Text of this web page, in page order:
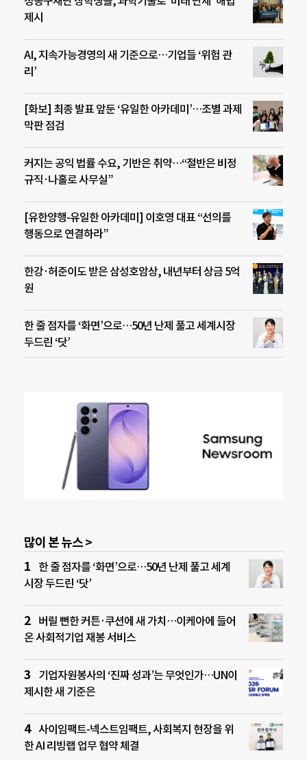
제시
AI, 지속가능경영의 새 기준으로…기업들 ‘위험 관
리’
[화보] 최종 발표 앞둔 ‘유일한 아카데미’…조별 과제
막판 점검
커지는 공익 법률 수요, 기반은 취약…“절반은 비정
규직·나홀로 사무실”
[유한양행-유일한 아카데미] 이호영 대표 “선의를
행동으로 연결하라”
한강·허준이도 받은 삼성호암상, 내년부터 상금 5억
원
한 줄 점자를 ‘화면’으로…50년 난제 풀고 세계시장
두드린 ‘닷’
많이 본 뉴스 >
한 줄 점자를 ‘화면’으로…50년 난제 풀고 세계
시장 두드린 ‘닷’
버릴 뻔한 커튼·쿠션에 새 가치…이케아에 들어
온 사회적기업 재봉 서비스
기업자원봉사의 ‘진짜 성과’는 무엇인가…UN이
제시한 새 기준은
사이임팩트-넥스트임팩트, 사회복지 현장을 위
한 AI 리빙랩 업무 협약 체결